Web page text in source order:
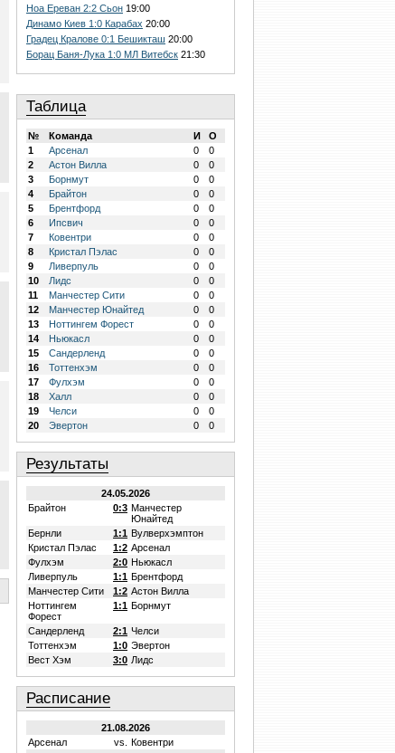
Ноа Ереван 2:2 Сьон 19:00
Динамо Киев 1:0 Карабах 20:00
Градец Кралове 0:1 Бешикташ 20:00
Борац Баня-Лука 1:0 МЛ Витебск 21:30
Таблица
№ Команда И
О
1
Арсенал 0
0
2
Астон Вилла 0
0
3
Борнмут 0
0
4
Брайтон 0
0
5
Брентфорд 0
0
6
Ипсвич 0
0
7
Ковентри 0
0
8
Кристал Пэлас 0
0
9
Ливерпуль 0
0
10
Лидс 0
0
11
Манчестер Сити 0
0
12
Манчестер Юнайтед 0
0
13
Ноттингем Форест 0
0
14
Ньюкасл 0
0
15
Сандерленд 0
0
16
Тоттенхэм 0
0
17
Фулхэм 0
0
18
Халл 0
0
19
Челси 0
0
20
Эвертон 0 0
Результаты
24.05.2026
Брайтон
0:3 Манчестер
Юнайтед
Бернли
1:1 Вулверхэмптон
Кристал Пэлас
1:2 Арсенал
Фулхэм
2:0 Ньюкасл
Ливерпуль
1:1 Брентфорд
Манчестер Сити
1:2 Астон Вилла
Ноттингем
Форест
1:1 Борнмут
Сандерленд 2:1 Челси
Тоттенхэм
1:0 Эвертон
Вест Хэм
3:0 Лидс
Расписание
21.08.2026
Арсенал
vs.
Ковентри